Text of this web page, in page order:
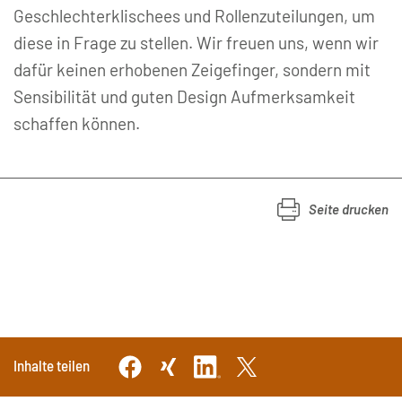
Geschlechterklischees und Rollenzuteilungen, um
diese in Frage zu stellen. Wir freuen uns, wenn wir
dafür keinen erhobenen Zeigefinger, sondern mit
Sensibilität und guten Design Aufmerksamkeit
schaffen können.
Seite drucken
Inhalte teilen